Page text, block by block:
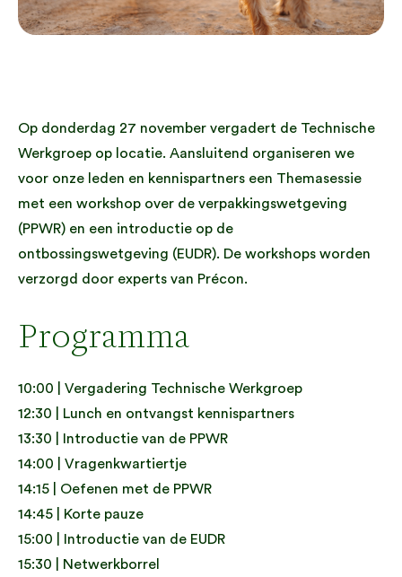
Op donderdag 27 november vergadert de Technische
Werkgroep op locatie. Aansluitend organiseren we
voor onze leden en kennispartners een Themasessie
met een workshop over de verpakkingswetgeving
(PPWR) en een introductie op de
ontbossingswetgeving (EUDR). De workshops worden
verzorgd door experts van Précon.
Programma
10:00 | Vergadering Technische Werkgroep
12:30 | Lunch en ontvangst kennispartners
13:30 | Introductie van de PPWR
14:00 | Vragenkwartiertje
14:15 | Oefenen met de PPWR
14:45 | Korte pauze
15:00 | Introductie van de EUDR
15:30 | Netwerkborrel